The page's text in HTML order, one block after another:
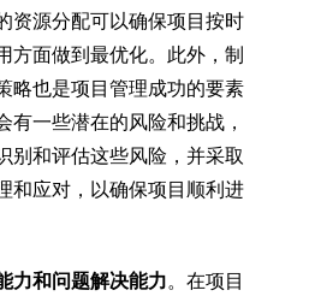
资源分配可以确保项目按时
方面做到最优化。此外，制
略也是项目管理成功的要素
有一些潜在的风险和挑战，
别和评估这些风险，并采取
和应对，以确保项目顺利进
力和问题解决能力。在项目